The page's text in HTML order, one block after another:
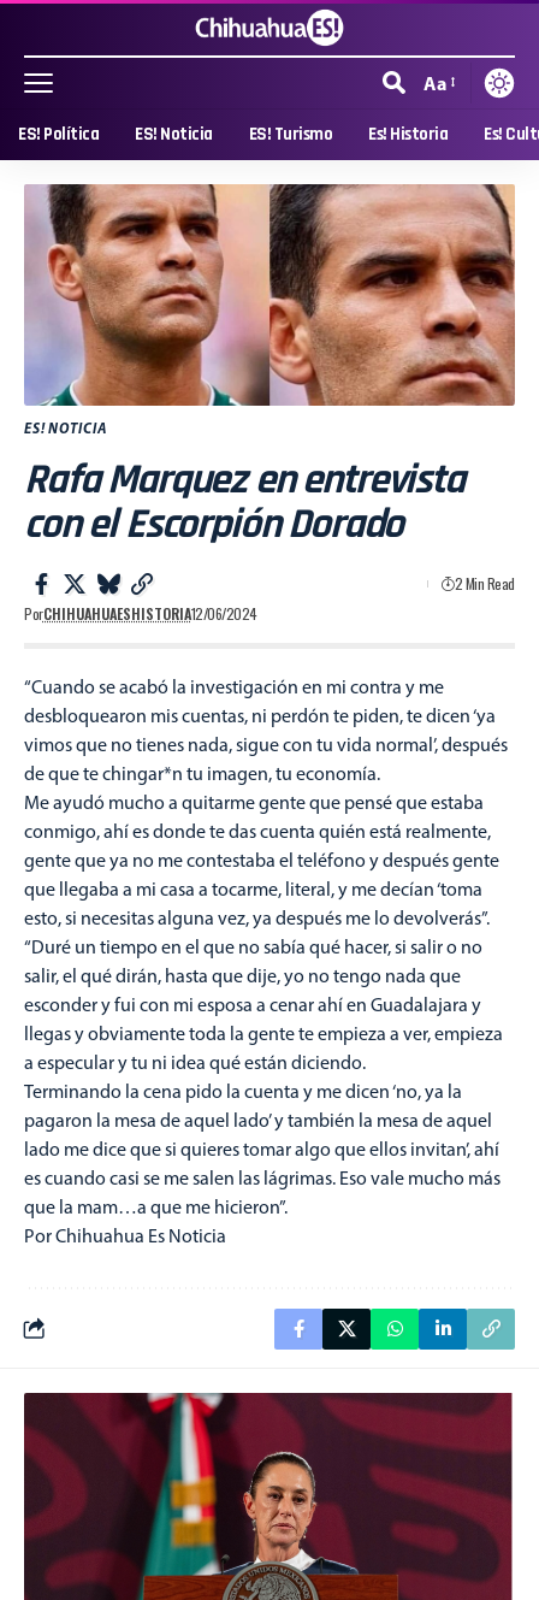
Aa
ES! Política ES! Noticia ES! Turismo Es! Historia Es!
ES! NOTICIA
Rafa Marquez en entrevista
con el Escorpión Dorado
PorCHIHUAHUAESHISTORIA12/06/2024
2 Min Read
“Cuando se acabó la investigación en mi contra y me
desbloquearon mis cuentas, ni perdón te piden, te dicen ‘ya
vimos que no tienes nada, sigue con tu vida normal’, después
de que te chingar*n tu imagen, tu economía.
Me ayudó mucho a quitarme gente que pensé que estaba
conmigo, ahí es donde te das cuenta quién está realmente,
gente que ya no me contestaba el teléfono y después gente
que llegaba a mi casa a tocarme, literal, y me decían ‘toma
esto, si necesitas alguna vez, ya después me lo devolverás”.
“Duré un tiempo en el que no sabía qué hacer, si salir o no
salir, el qué dirán, hasta que dije, yo no tengo nada que
esconder y fui con mi esposa a cenar ahí en Guadalajara y
llegas y obviamente toda la gente te empieza a ver, empieza
a especular y tu ni idea qué están diciendo.
Terminando la cena pido la cuenta y me dicen ‘no, ya la
pagaron la mesa de aquel lado’ y también la mesa de aquel
lado me dice que si quieres tomar algo que ellos invitan’, ahí
es cuando casi se me salen las lágrimas. Eso vale mucho más
que la mam…a que me hicieron”.
Por Chihuahua Es Noticia